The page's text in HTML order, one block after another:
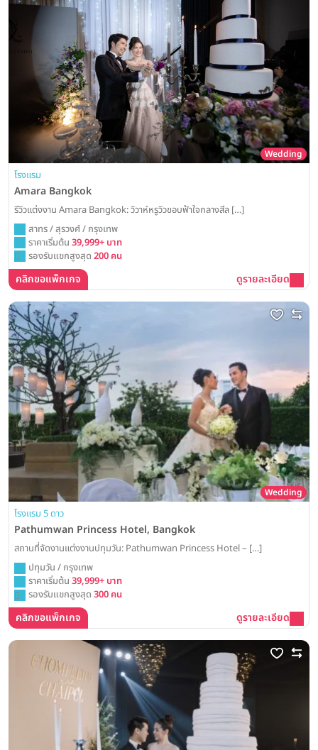
Wedding
โรงแรม
Amara Bangkok
รีวิวแต่งงาน Amara Bangkok: วิวาห์หรูวิวขอบฟ้าใจกลางสีล […]
สาทร / สุรวงศ์ / กรุงเทพ
ราคาเริ่มต้น 39,999+ บาท
รองรับแขกสูงสุด 200 คน
คลิกขอแพ็กเกจ ดูรายละเอียด
Wedding
โรงแรม 5 ดาว
Pathumwan Princess Hotel, Bangkok
สถานที่จัดงานแต่งงานปทุมวัน: Pathumwan Princess Hotel – […]
ปทุมวัน / กรุงเทพ
ราคาเริ่มต้น 39,999+ บาท
รองรับแขกสูงสุด 300 คน
คลิกขอแพ็กเกจ ดูรายละเอียด